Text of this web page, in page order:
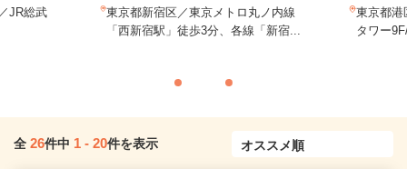
JR総武
東京都新宿区／東京メトロ丸ノ内線
「西新宿駅」徒歩3分、各線「新宿...
東京都港
タワー
全 26件中 1 - 20件を表示